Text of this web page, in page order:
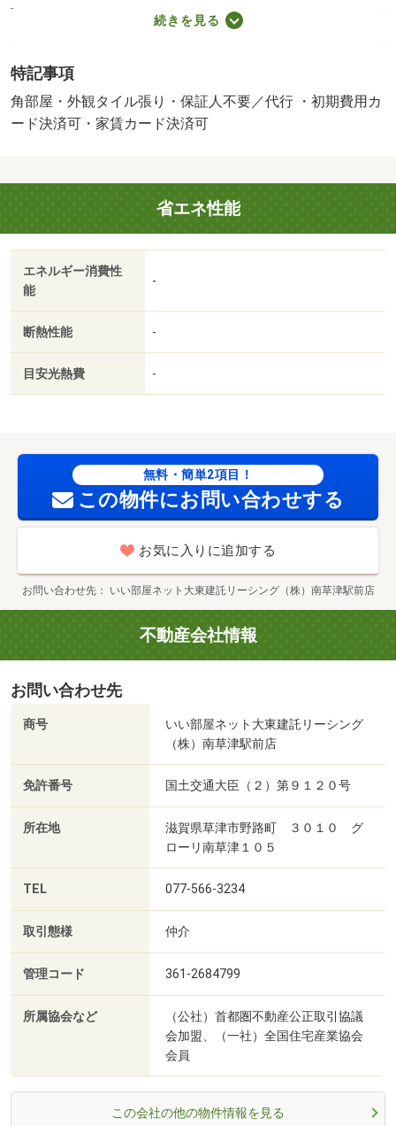
料総額の２．２％又は５．５％／退去時クリーニング費用
￥５００００が契約時必要。貸主インボイス登録あり／更
額）１９８０円／鍵セット費３３００円／バストイレ別／
バルコニー／エアコン／ガスコンロ対応／クロゼット／フ
ローリング／シャワー付洗面台／ＴＶインターホン／浴室
／外壁タイル張り／対面式キッチン／照明付／保証人不要
／ＣＳ／浄水器／プロパンガス／ＢＳ／ＩＴ重説 対応物
件／ＬＧＢＴフレンドリー／初期費用カード決済可／家賃
カード決済可／天下一品 堅田店（飲食店）まで８２５ｍ
／アル・プラザ堅田（スーパー）まで５８１ｍ／しまむら
堅田店（ショッピングセンター）まで１２９ｍ／キリン堂
本堅田四丁目店（コンビニ）まで２５６ｍ／コメリ ハー
ド＆グリーン堅田店（ホームセンター）まで５６３ｍ
続きを見る
特記事項
角部屋・外観タイル張り・保証人不要／代行 ・初期費用カ
ード決済可・家賃カード決済可
省エネ性能
エネルギー消費性
能
-
断熱性能 -
目安光熱費 -
無料・簡単2項目！
この物件にお問い合わせする
お気に入りに追加する
お問い合わせ先 いい部屋ネット大東建託リーシング（株）南草津駅前店
不動産会社情報
お問い合わせ先
商号
いい部屋ネット大東建託リーシング
（株）南草津駅前店
免許番号 国土交通大臣（２）第９１２０号
所在地
滋賀県草津市野路町 ３０１０ グ
ローリ南草津１０５
TEL 077-566-3234
取引態様 仲介
管理コード 361-2684799
所属協会など
（公社）首都圏不動産公正取引協議
会加盟、（一社）全国住宅産業協会
会員
この会社の他の物件情報を見る